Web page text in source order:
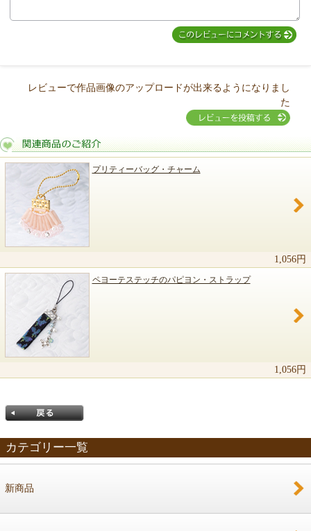
レビューで作品画像のアップロードが出来るようになりまし
た
プリティーバッグ・チャーム
1,056円
ペヨーテステッチのパピヨン・ストラップ
1,056円
カテゴリー一覧
新商品